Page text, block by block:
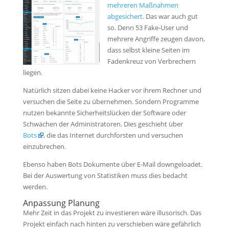
mehreren Maßnahmen
abgesichert. Das war auch gut
so. Denn 53 Fake-User und
mehrere Angriffe zeugen davon,
dass selbst kleine Seiten im
Fadenkreuz von Verbrechern
liegen.
Natürlich sitzen dabei keine Hacker vor ihrem Rechner und
versuchen die Seite zu übernehmen. Sondern Programme
nutzen bekannte Sicherheitslücken der Software oder
Schwächen der Administratoren. Dies geschieht über
Bots
, die das Internet durchforsten und versuchen
einzubrechen.
Ebenso haben Bots Dokumente über E-Mail downgeloadet.
Bei der Auswertung von Statistiken muss dies bedacht
werden.
Anpassung Planung
Mehr Zeit in das Projekt zu investieren wäre illusorisch. Das
Projekt einfach nach hinten zu verschieben wäre gefährlich